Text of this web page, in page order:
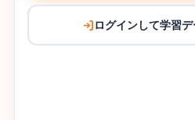
ログインして学習